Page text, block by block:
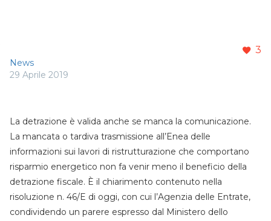
3
News
29 Aprile 2019
La detrazione è valida anche se manca la comunicazione.
La mancata o tardiva trasmissione all’Enea delle
informazioni sui lavori di ristrutturazione che comportano
risparmio energetico non fa venir meno il beneficio della
detrazione fiscale. È il chiarimento contenuto nella
risoluzione n. 46/E di oggi, con cui l’Agenzia delle Entrate,
condividendo un parere espresso dal Ministero dello